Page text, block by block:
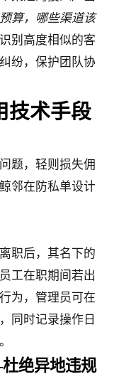
算，哪些渠道该
别高度相似的客
纷，保护团队协
技术手段
题，轻则损失佣
邻在防私单设计
职后，其名下的
工在职期间若出
为，管理员可在
同时记录操作日
绝异地违规